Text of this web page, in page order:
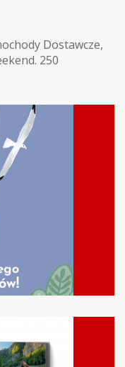
Dostawcze,
250